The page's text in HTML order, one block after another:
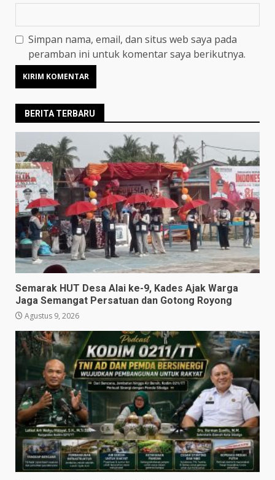
Simpan nama, email, dan situs web saya pada
peramban ini untuk komentar saya berikutnya.
BERITA TERBARU
Semarak HUT Desa Alai ke-9, Kades Ajak Warga
Jaga Semangat Persatuan dan Gotong Royong
Agustus 9, 2026